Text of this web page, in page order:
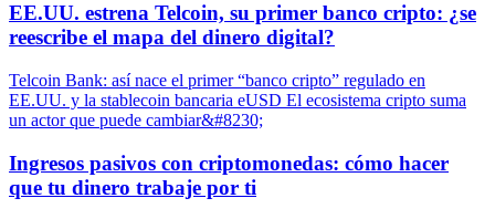
EE.UU. estrena Telcoin, su primer banco cripto: ¿se
reescribe el mapa del dinero digital?
Telcoin Bank: así nace el primer “banco cripto” regulado en
EE.UU. y la stablecoin bancaria eUSD El ecosistema cripto suma
un actor que puede cambiar&#8230;
Ingresos pasivos con criptomonedas: cómo hacer
que tu dinero trabaje por ti